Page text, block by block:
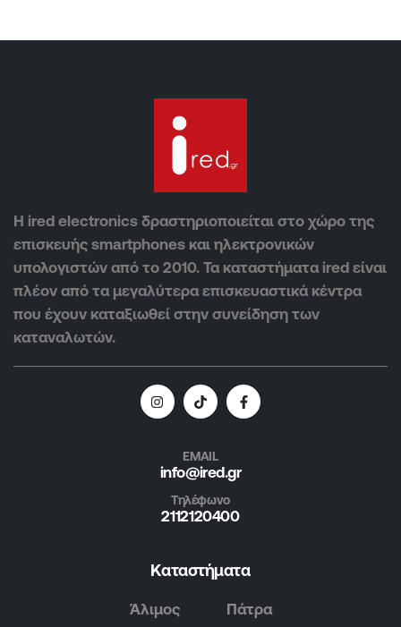
Η ired electronics δραστηριοποιείται στο χώρο της
επισκευής smartphones και ηλεκτρονικών
υπολογιστών από το 2010. Τα καταστήματα ired είναι
πλέον από τα μεγαλύτερα επισκευαστικά κέντρα
που έχουν καταξιωθεί στην συνείδηση των
καταναλωτών.
EMAIL
info@ired.gr
Τηλέφωνο
2112120400
Καταστήματα
Άλιμος
Πάτρα